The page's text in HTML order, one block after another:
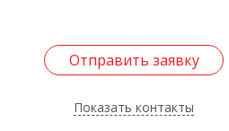
Отправить заявку
Показать контакты
Отправить заявку
Назад